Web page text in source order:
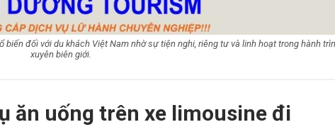
đối với du khách Việt Nam nhờ sự tiện nghi, riêng tư và linh hoạt trong hành
xuyên biên giới.
ăn uống trên xe limousine đi